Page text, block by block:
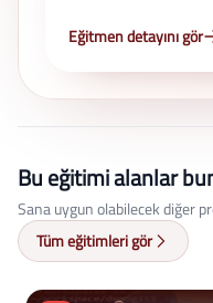
akademisyendir.
borçlar hukuku ve
içermektedir. EĞİTİM BİLGİLERİ Doktora (2015–2022)
– Ankara Hacı
Yüksek Lisans
Medeni Hukuk Lisans
Üniversitesi, Hukuk
Eğitmen detayını gör
Bu eğitimi alanlar
Sana uygun olabilecek diğer
Tüm eğitimleri gör